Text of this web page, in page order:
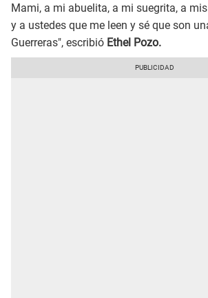
Mami, a mi abuelita, a mi suegrita, a
y a ustedes que me leen y sé que son
Guerreras", escribió Ethel Pozo.